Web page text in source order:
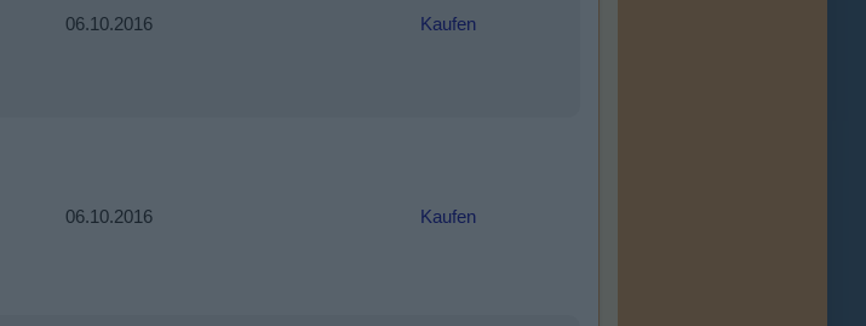
06.10.2016 Kaufen
06.10.2016 Kaufen